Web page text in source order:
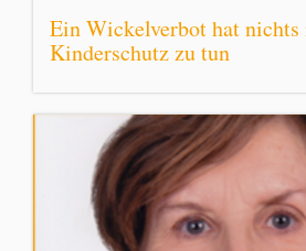
Ein Wickelverbot hat
Kinderschutz zu tun